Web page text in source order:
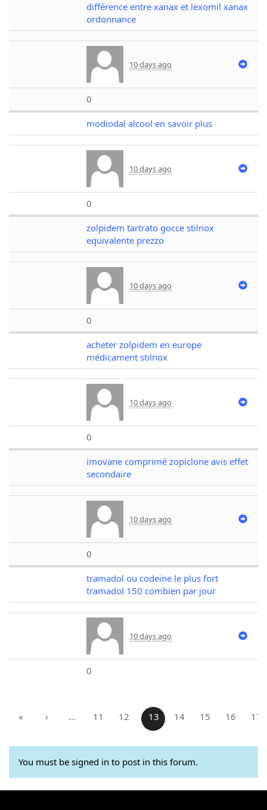
différence entre xanax et lexomil xanax
ordonnance
10 days ago
0
modiodal alcool en savoir plus
10 days ago
0
zolpidem tartrato gocce stilnox
equivalente prezzo
10 days ago
0
acheter zolpidem en europe
médicament stilnox
10 days ago
0
imovane comprimé zopiclone avis effet
secondaire
10 days ago
0
tramadol ou codeine le plus fort
tramadol 150 combien par jour
10 days ago
0
« ‹ … 11 12 13 14 15 16 17
You must be signed in to post in this forum.